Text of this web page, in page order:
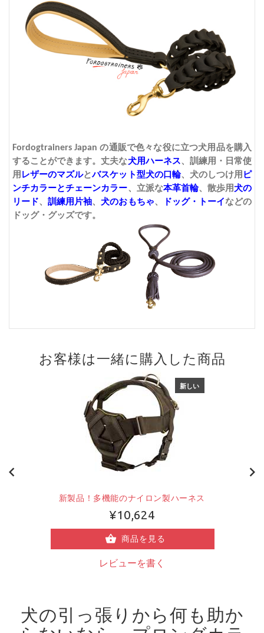
Fordogtrainers Japanの通販で色々な役に立つ犬用品を購入
することができます。丈夫な犬用ハーネス、訓練用・日常使
用 レザーのマズルとバスケット型犬の口輪、犬のしつけ用 ピ
ンチカラーとチェーンカラー、立派な本革首輪、散歩用犬の
リード 、訓練用片袖 、犬のおもちゃ、 ドッグ・トーイ などの
ドッグ・グッズです。
お客様は一緒に購入した商品
新しい
新製品！多機能のナイロン製ハーネス
¥10,624
商品を見る
レビューを書く
犬の引っ張りから何も助か